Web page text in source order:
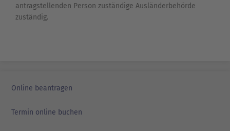
antragstellenden Person zuständige Ausländerbehörde
zuständig.
Online beantragen
Termin online buchen